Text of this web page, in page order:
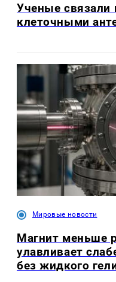
Ученые связали
клеточными
Мировые новости
Магнит меньше
улавливает
без жидкого